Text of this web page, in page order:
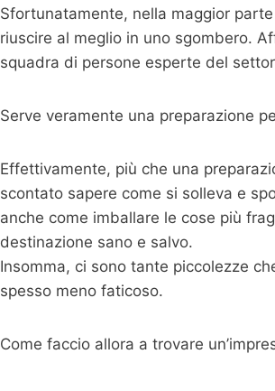
Sfortunatamente, nella maggior
riuscire al meglio in uno sgombero.
squadra di persone esperte del
Serve veramente una preparazione
Effettivamente, più che una
scontato sapere come si solleva e
anche come imballare le cose più
destinazione sano e salvo.
Insomma, ci sono tante piccolezze
spesso meno faticoso.
Come faccio allora a trovare